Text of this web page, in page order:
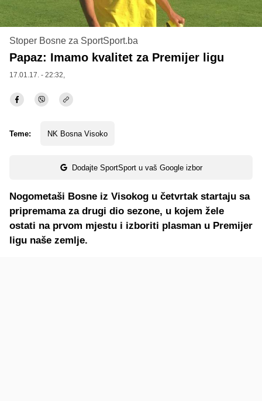
Stoper Bosne za SportSport.ba
Papaz: Imamo kvalitet za Premijer ligu
17.01.17. - 22:32,
Teme: NK Bosna Visoko
Dodajte SportSport u vaš Google izbor
Nogometaši Bosne iz Visokog u četvrtak startaju sa
pripremama za drugi dio sezone, u kojem žele
ostati na prvom mjestu i izboriti plasman u Premijer
ligu naše zemlje.